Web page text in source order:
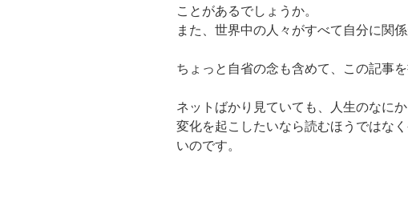
ことがあるでしょうか。
また、世界中の人々がすべて自分に関
ちょっと自省の念も含めて、この記事を
ネットばかり見ていても、人生のなにか
変化を起こしたいなら読むほうではな
いのです。